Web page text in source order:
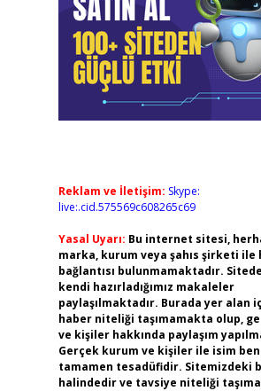
Reklam ve İletişim: Skype:
live:.cid.575569c608265c69
Yasal Uyarı: Bu internet sitesi,
marka, kurum veya şahıs şirketi ile
bağlantısı bulunmamaktadır.
kendi hazırladığımız makaleler
paylaşılmaktadır. Burada yer alan
haber niteliği taşımamakta olup,
ve kişiler hakkında paylaşım
Gerçek kurum ve kişiler ile isim
tamamen tesadüfidir. Sitemizdeki
halindedir ve tavsiye niteliği